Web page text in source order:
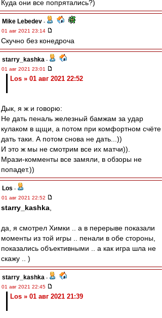
Куда они все попрятались?)
Mike Lebedev -
01 авг 2021 23:14
Скучно без конедроча
starry_kashka -
01 авг 2021 23:01
Los » 01 авг 2021 22:52
Дык, я ж и говорю:
Не дать пеналь железный бамжам за удар
кулаком в щщи, а потом при комфортном счёте
дать таки. А потом снова не дать...))
И это ж мы не смотрим все их матчи)).
Мрази-комменты все замяли, в обзоры не
попадет.))
Los -
01 авг 2021 22:52
starry_kashka
да, я смотрел Химки .. а в перерыве показали
моменты из той игры .. пенали в обе стороны,
показались объективными .. а как игра шла не
скажу .. )
starry_kashka -
01 авг 2021 22:45
Los » 01 авг 2021 21:39